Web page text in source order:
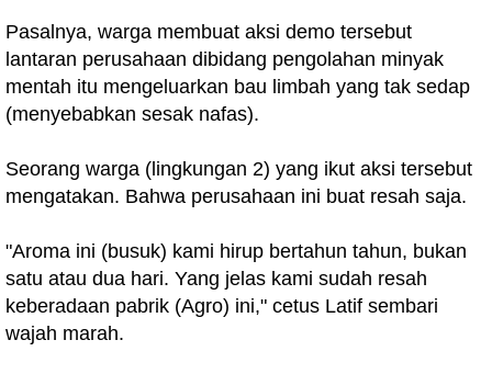
Pasalnya, warga membuat aksi demo tersebut
lantaran perusahaan dibidang pengolahan minyak
mentah itu mengeluarkan bau limbah yang tak sedap
(menyebabkan sesak nafas).
Seorang warga (lingkungan 2) yang ikut aksi tersebut
mengatakan. Bahwa perusahaan ini buat resah saja.
"Aroma ini (busuk) kami hirup bertahun tahun, bukan
satu atau dua hari. Yang jelas kami sudah resah
keberadaan pabrik (Agro) ini," cetus Latif sembari
wajah marah.